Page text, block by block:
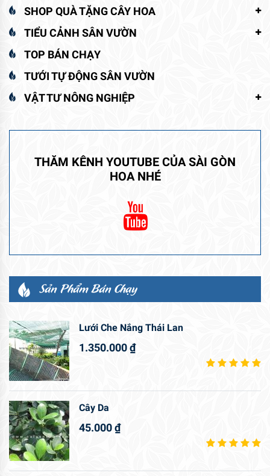
SHOP QUÀ TẶNG CÂY HOA
TIỂU CẢNH SÂN VƯỜN
TOP BÁN CHẠY
TƯỚI TỰ ĐỘNG SÂN VƯỜN
VẬT TƯ NÔNG NGHIỆP
THĂM KÊNH YOUTUBE CỦA SÀI GÒN
HOA NHÉ
Sản Phẩm Bán Chạy
Lưới Che Nắng Thái Lan
1.350.000₫
Cây Da
45.000₫